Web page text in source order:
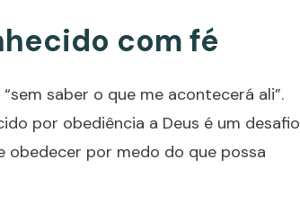
com fé
saber o que me acontecerá ali”.
por obediência a Deus é um desafio
obedecer por medo do que possa